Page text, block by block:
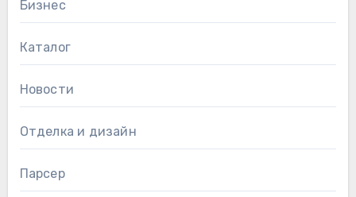
Бизнес
Каталог
Новости
Отделка и дизайн
Парсер